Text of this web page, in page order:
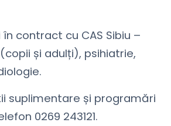
contract cu CAS Sibiu –
și adulți), psihiatrie,
suplimentare și programări
0269 243121.